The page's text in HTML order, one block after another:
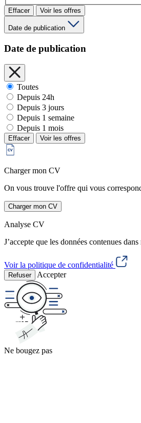
Effacer Voir les offres
Date de publication
Date de publication
Toutes
Depuis 24h
Depuis 3 jours
Depuis 1 semaine
Depuis 1 mois
Effacer Voir les offres
Charger mon CV
On vous trouve l'offre qui vous
Charger mon CV
Analyse CV
J’accepte que les données contenues
Voir la politique de confidentialité
Refuser Accepter
Ne bougez pas